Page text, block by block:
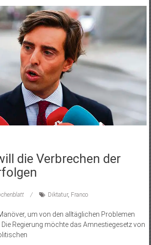
die Verbrechen der
Diktatur, Franco
um von den alltäglichen Problemen
Regierung möchte das Amnestiegesetz von